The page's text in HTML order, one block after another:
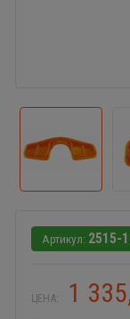
2515-
ЦЕНА: 1